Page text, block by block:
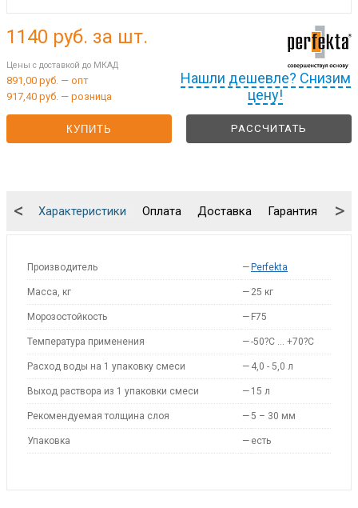
Нашли дешевле? Снизим
цену!
1140 руб. за шт.
Цены с доставкой до МКАД
891,00 руб. — опт
917,40 руб. — розница
КУПИТЬ РАССЧИТАТЬ
Характеристики Оплата Доставка Гарантия
< >
Производитель — Perfekta
Масса, кг — 25 кг
Морозостойкость — F75
Температура применения —-50?С … +70?С
Расход воды на 1 упаковку смеси — 4,0 - 5,0 л
Выход раствора из 1 упаковки смеси — 15 л
Рекомендуемая толщина слоя —5 – 30 мм
Упаковка — есть